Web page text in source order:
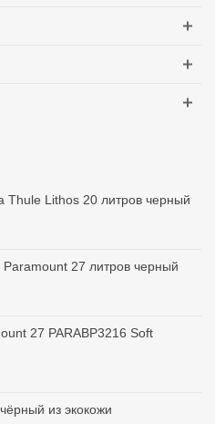
Thule Lithos 20 литров черный
27 литров черный
27 PARABP3216 Soft
из экокожи